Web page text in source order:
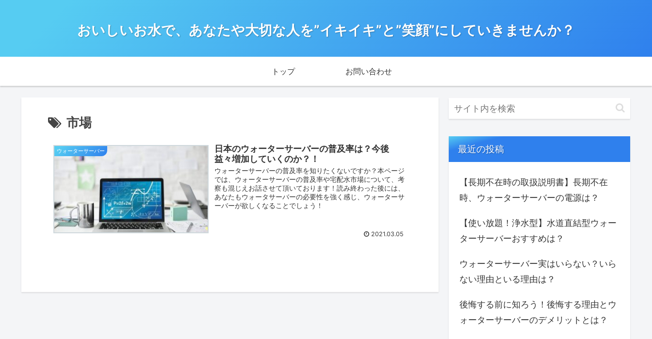
おいしいお水で、あなたや大切な人を”イキイキ”と”笑顔”にしていきませんか？
トップ お問い合わせ
市場
ウォーターサーバー
日本のウォーターサーバーの普及率は？今後
益々増加していくのか？！
ウォーターサーバーの普及率を知りたくないですか？本ページ
では、ウォーターサーバーの普及率や宅配水市場について、考
察も混じえお話させて頂いております！読み終わった後には、
あなたもウォータサーバーの必要性を強く感じ、ウォーターサ
ーバーが欲しくなることでしょう！
2021.03.05
最近の投稿
【長期不在時の取扱説明書】長期不在
時、ウォーターサーバーの電源は？
【使い放題！浄水型】水道直結型ウォー
ターサーバーおすすめは？
ウォーターサーバー実はいらない？いら
ない理由といる理由は？
後悔する前に知ろう！後悔する理由とウ
ォーターサーバーのデメリットとは？